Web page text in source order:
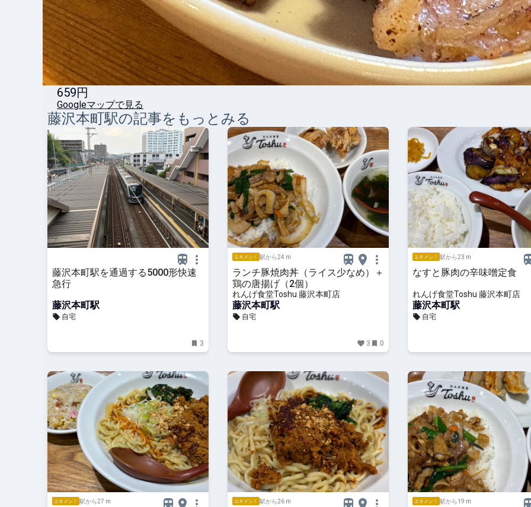
659円
Googleマップで見る
藤沢本町駅の記事をもっとみる
藤沢本町駅を通過する5000形快速
急行
藤沢本町駅
自宅
3
エキメシ！ 駅から24 m
ランチ豚焼肉丼（ライス少なめ）＋
鶏の唐揚げ（2個）
れんげ食堂Toshu 藤沢本町店
藤沢本町駅
自宅
3 0
エキメシ！ 駅から23 m
なすと豚肉の辛味噌定食
れんげ食堂Toshu 藤沢本町店
藤沢本町駅
自宅
エキメシ！ 駅から27 m エキメシ！ 駅から26 m エキメシ！ 駅から19 m